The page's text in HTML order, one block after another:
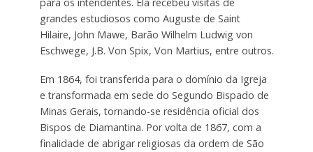
para os intendentes. Ela recebeu visitas de
grandes estudiosos como Auguste de Saint
Hilaire, John Mawe, Barão Wilhelm Ludwig von
Eschwege, J.B. Von Spix, Von Martius, entre outros.
Em 1864, foi transferida para o domínio da Igreja
e transformada em sede do Segundo Bispado de
Minas Gerais, tornando-se residência oficial dos
Bispos de Diamantina. Por volta de 1867, com a
finalidade de abrigar religiosas da ordem de São